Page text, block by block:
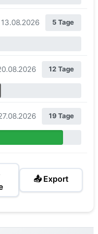
13.08.2026 5 Tage
12 Tage
19 Tage
📤 Export